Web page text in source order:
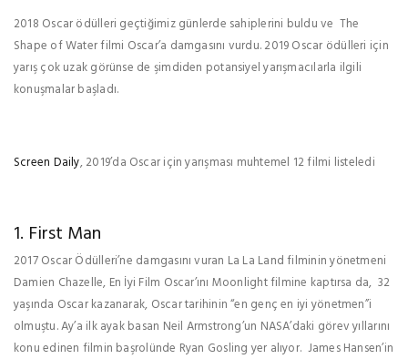
2018 Oscar ödülleri geçtiğimiz günlerde sahiplerini buldu ve The
Shape of Water filmi Oscar’a damgasını vurdu. 2019 Oscar ödülleri için
yarış çok uzak görünse de şimdiden potansiyel yarışmacılarla ilgili
konuşmalar başladı.
Screen Daily, 2019’da Oscar için yarışması muhtemel 12 filmi listeledi
1. First Man
2017 Oscar Ödülleri’ne damgasını vuran La La Land filminin yönetmeni
Damien Chazelle, En İyi Film Oscar’ını Moonlight filmine kaptırsa da, 32
yaşında Oscar kazanarak, Oscar tarihinin “en genç en iyi yönetmen”i
olmuştu. Ay’a ilk ayak basan Neil Armstrong’un NASA’daki görev yıllarını
konu edinen filmin başrolünde Ryan Gosling yer alıyor. James Hansen’in